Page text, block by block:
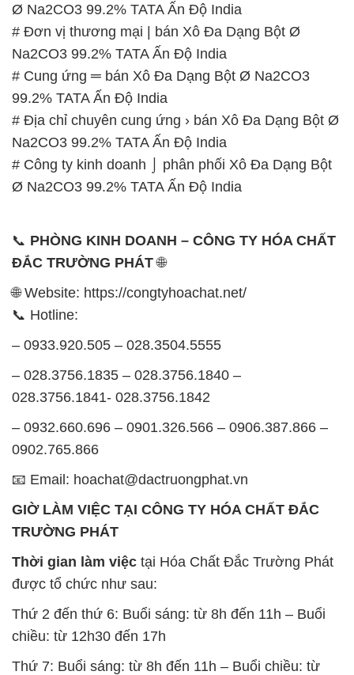
Ø Na2CO3 99.2% TATA Ấn Độ India
# Đơn vị thương mại | bán Xô Đa Dạng Bột Ø
Na2CO3 99.2% TATA Ấn Độ India
# Cung ứng ═ bán Xô Đa Dạng Bột Ø Na2CO3
99.2% TATA Ấn Độ India
# Địa chỉ chuyên cung ứng › bán Xô Đa Dạng Bột Ø
Na2CO3 99.2% TATA Ấn Độ India
# Công ty kinh doanh ⌡ phân phối Xô Đa Dạng Bột
Ø Na2CO3 99.2% TATA Ấn Độ India
📞 PHÒNG KINH DOANH – CÔNG TY HÓA CHẤT
ĐẮC TRƯỜNG PHÁT🌐
🌐 Website: https://congtyhoachat.net/
📞 Hotline:
– 0933.920.505 – 028.3504.5555
– 028.3756.1835 – 028.3756.1840 –
028.3756.1841- 028.3756.1842
– 0932.660.696 – 0901.326.566 – 0906.387.866 –
0902.765.866
📧 Email: hoachat@dactruongphat.vn
GIỜ LÀM VIỆC TẠI CÔNG TY HÓA CHẤT ĐẮC
TRƯỜNG PHÁT
Thời gian làm việc tại Hóa Chất Đắc Trường Phát
được tổ chức như sau:
Thứ 2 đến thứ 6: Buổi sáng: từ 8h đến 11h – Buổi
chiều: từ 12h30 đến 17h
Thứ 7: Buổi sáng: từ 8h đến 11h – Buổi chiều: từ